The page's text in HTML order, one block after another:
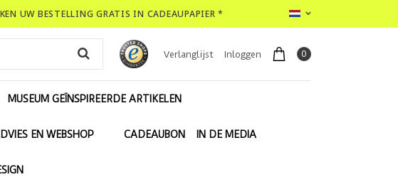
UW BESTELLING GRATIS IN CADEAUPAPIER *
Verlanglijst Inloggen 0
MUSEUM GEÏNSPIREERDE ARTIKELEN
EN WEBSHOP CADEAUBON IN DE MEDIA